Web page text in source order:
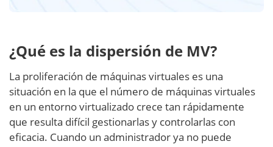
¿Qué es la dispersión de MV?
La proliferación de máquinas virtuales es una
situación en la que el número de máquinas virtuales
en un entorno virtualizado crece tan rápidamente
que resulta difícil gestionarlas y controlarlas con
eficacia. Cuando un administrador ya no puede